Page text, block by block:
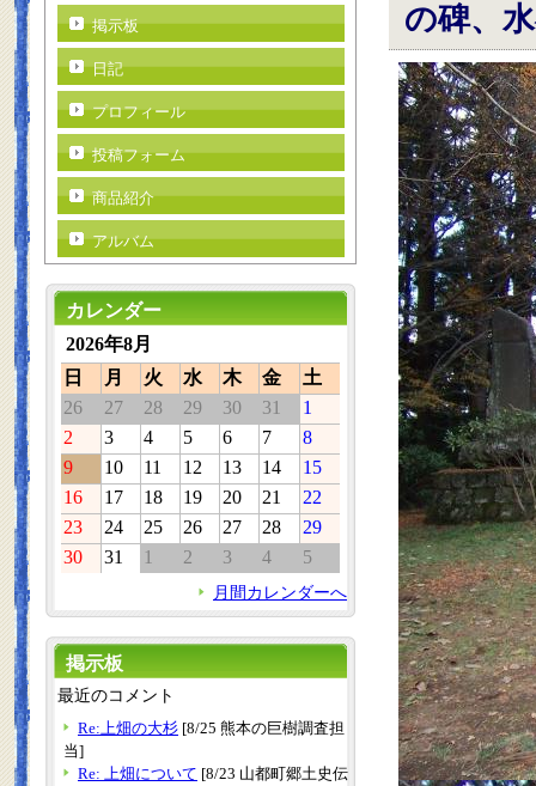
の碑、
掲示板
日記
プロフィール
投稿フォーム
商品紹介
アルバム
カレンダー
2026年8月
日
月 火 水 木 金
土
26
27 28 29 30 31
1
2
3 4 5 6 7
8
9
10 11 12 13 14
15
16
17 18 19 20 21
22
23
24 25 26 27 28
29
30
31 1 2 3 4 5
月間カレンダーへ
掲示板
最近のコメント
Re:上畑の大杉 [8/25 熊本の巨樹調査担
当]
Re: 上畑について [8/23 山都町郷土史伝